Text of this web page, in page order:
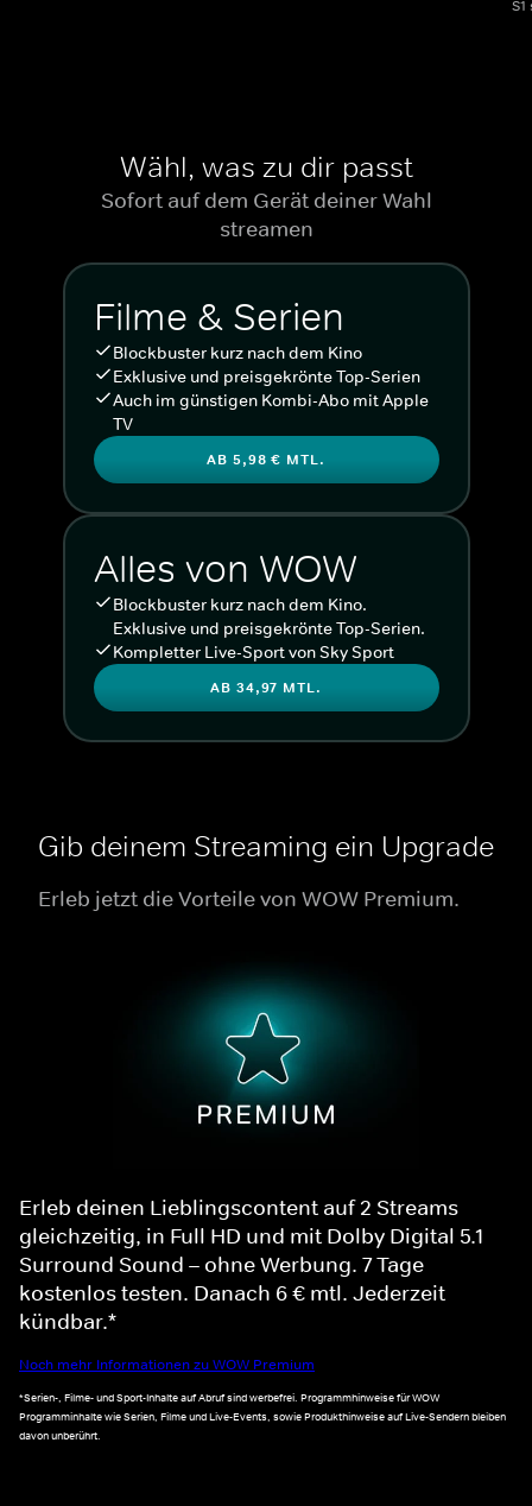
Wähl, was zu dir passt
Sofort auf dem Gerät deiner Wahl
streamen
Filme & Serien
Blockbuster kurz nach dem Kino
Exklusive und preisgekrönte Top-Serien
Auch im günstigen Kombi-Abo mit Apple
TV
AB 5,98 € MTL.
Alles von WOW
Blockbuster kurz nach dem Kino.
Exklusive und preisgekrönte Top-Serien.
Kompletter Live-Sport von Sky Sport
AB 34,97 MTL.
Gib deinem Streaming ein Upgrade
Erleb jetzt die Vorteile von WOW Premium.
Erleb deinen Lieblingscontent auf 2 Streams
gleichzeitig, in Full HD und mit Dolby Digital 5.1
Surround Sound – ohne Werbung. 7 Tage
kostenlos testen. Danach 6 € mtl. Jederzeit
kündbar.*
Noch mehr Informationen zu WOW Premium
*Serien-, Filme- und Sport-Inhalte auf Abruf sind werbefrei. Programmhinweise für WOW
Programminhalte wie Serien, Filme und Live-Events, sowie Produkthinweise auf Live-Sendern bleiben
davon unberührt.